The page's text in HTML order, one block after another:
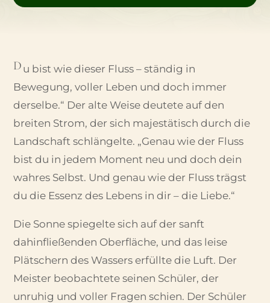
D u bist wie dieser Fluss – ständig in
Bewegung, voller Leben und doch immer
derselbe.“ Der alte Weise deutete auf den
breiten Strom, der sich majestätisch durch die
Landschaft schlängelte. „Genau wie der Fluss
bist du in jedem Moment neu und doch dein
wahres Selbst. Und genau wie der Fluss trägst
du die Essenz des Lebens in dir – die Liebe.“
Die Sonne spiegelte sich auf der sanft
dahinfließenden Oberfläche, und das leise
Plätschern des Wassers erfüllte die Luft. Der
Meister beobachtete seinen Schüler, der
unruhig und voller Fragen schien. Der Schüler